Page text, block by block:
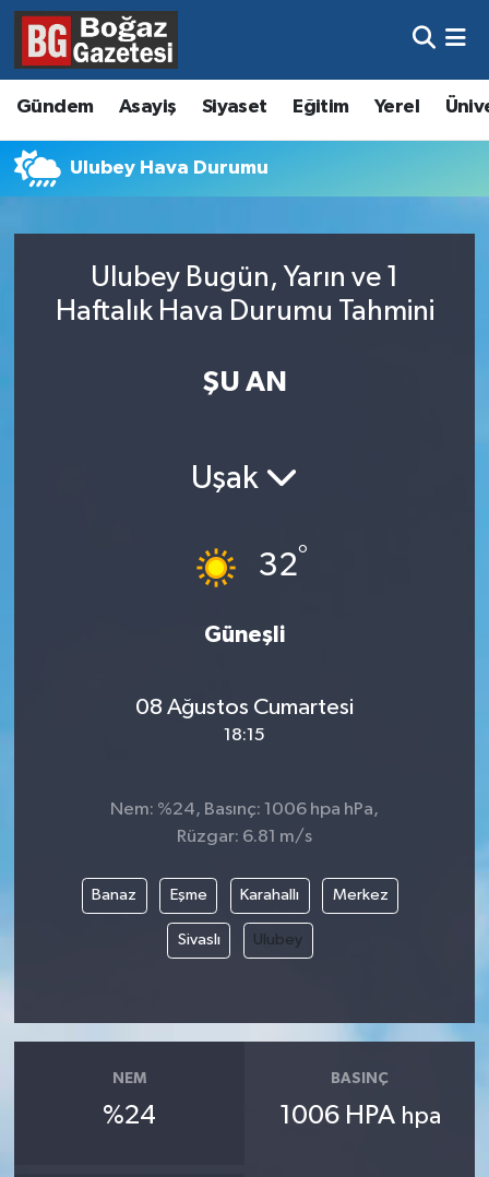
Gündem Asayiş Siyaset Eğitim Yerel
Ulubey Hava Durumu
Ulubey Bugün, Yarın ve 1
Haftalık Hava Durumu Tahmini
ŞU AN
Uşak
32°
Güneşli
08 Ağustos Cumartesi
18:15
Nem: %24, Basınç: 1006 hpa hPa,
Rüzgar: 6.81 m/s
Banaz Eşme Karahallı Merkez
Sivaslı Ulubey
NEM
%24
BASINÇ
1006 HPA hpa
Asayiş
Eğitim
Ekonomi
Kültür ve Sanat
Hava Durumu
Trafik Durumu
Süper Lig Puan Durumu ve Fikstür
Son Dakika Haberleri